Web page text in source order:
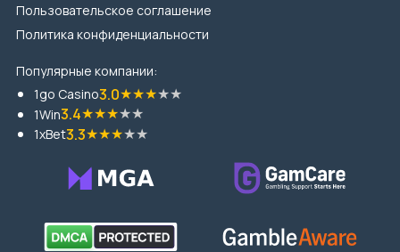
Пользовательское соглашение
Политика конфиденциальности
Популярные компании:
1go Casino3.0★★★★★
1Win3.4★★★★★
1xBet3.3★★★★★